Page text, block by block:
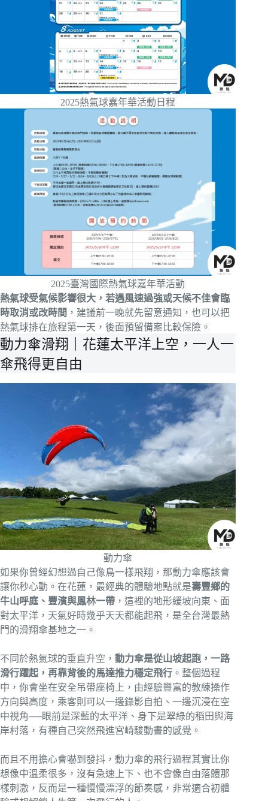
2025熱氣球嘉年華活動日程
2025臺灣國際熱氣球嘉年華活動
熱氣球受氣候影響很大，若遇風速過強或天候不佳會臨
時取消或改時間 ，建議前一晚就先留意通知，也可以把
熱氣球排在旅程第一天，後面預留備案比較保險。
動力傘滑翔｜花蓮太平洋上空，一人一
傘飛得更自由
動力傘
如果你曾經幻想過自己像鳥一樣飛翔，那動力傘應該會
讓你秒心動。在花蓮，最經典的體驗地點就是壽豐鄉的
牛山呼庭、豐濱與鳳林一帶 ，這裡的地形緩坡向東、面
對太平洋，天氣好時幾乎天天都能起飛，是全台灣最熱
門的滑翔傘基地之一。
不同於熱氣球的垂直升空， 動力傘是從山坡起跑，一路
滑行躍起，再靠背後的馬達推力穩定飛行 。整個過程
中，你會坐在安全吊帶座椅上，由經驗豐富的教練操作
方向與高度，乘客則可以一邊錄影自拍、一邊沉浸在空
中視角──眼前是深藍的太平洋、身下是翠綠的稻田與海
岸村落，有種自己突然飛進宮崎駿動畫的感覺。
而且不用擔心會嚇到發抖，動力傘的飛行過程其實比你
想像中溫柔很多，沒有急速上下、也不會像自由落體那
樣刺激，反而是一種慢慢漂浮的節奏感，非常適合初體